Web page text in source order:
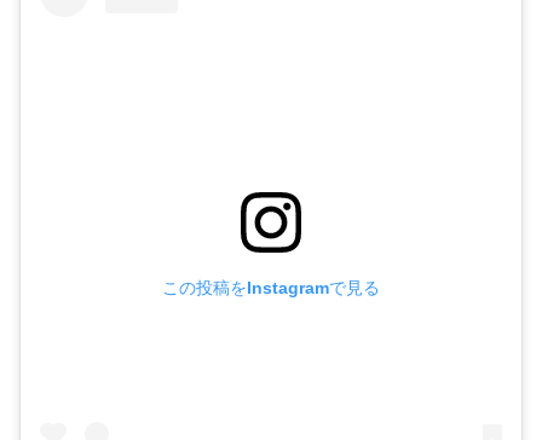
この投稿をInstagramで見る